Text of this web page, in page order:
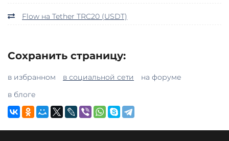
Flow на Tether TRC20 (USDT)
Сохранить страницу:
в избранном в социальной сети
на форуме
в блоге